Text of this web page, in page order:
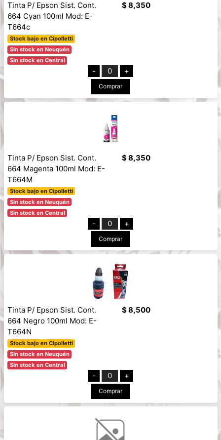
Tinta P/ Epson Sist. Cont.
664 Cyan 100ml Mod: E-
T664c
Stock bajo en Cipolletti
Sin stock en Neuquén
Sin stock en Central
$ 8,350
- 0 +
Comprar
Tinta P/ Epson Sist. Cont.
664 Magenta 100ml Mod: E-
T664M
Stock bajo en Cipolletti
Sin stock en Neuquén
Sin stock en Central
$ 8,350
- 0 +
Comprar
Tinta P/ Epson Sist. Cont.
664 Negro 100ml Mod: E-
T664N
Stock bajo en Cipolletti
Sin stock en Neuquén
Sin stock en Central
$ 8,500
- 0 +
Comprar